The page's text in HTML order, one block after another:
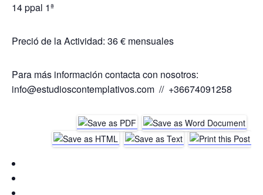
14 ppal 1ª
Preció de la Actividad: 36 € mensuales
Para más información contacta con nosotros:
info@estudioscontemplativos.com // +36674091258